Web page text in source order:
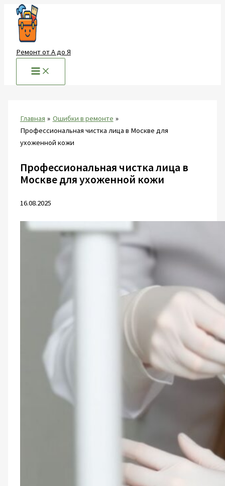
Перейти
содержимому
Ремонт от А до Я
Главная
Ошибки в ремонте
Профессиональная чистка лица в Москве для
ухоженной кожи
Профессиональная чистка лица в
Москве для ухоженной кожи
16.08.2025